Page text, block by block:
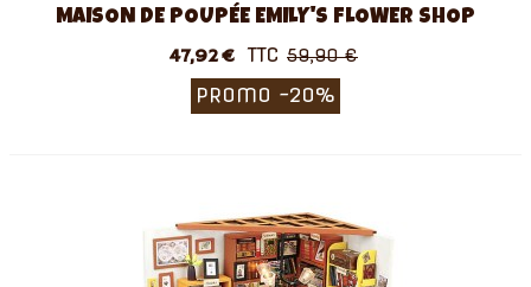
MAISON DE POUPÉE EMILY'S FLOWER SHOP
47,92 € TTC 59,90 €
PROMO -20%